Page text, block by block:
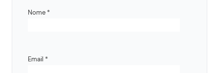
Nome *
Email *